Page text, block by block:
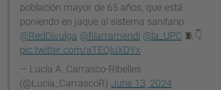
población mayor de 65 años, que está
poniendo en jaque al sistema sanitario
@RedDivulga @filarramendi @la_UPC 🧵👇
pic.twitter.com/aTEQluXDYx
— Lucía A. Carrasco-Ribelles
(@Lucia_CarrascoR) June 13, 2024